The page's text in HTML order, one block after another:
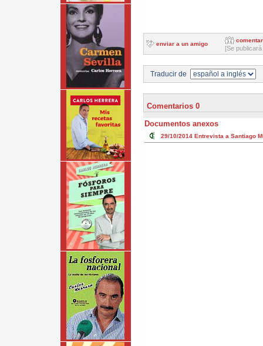
enviar a un amigo
comentar
[Se
Traducir de
Comentarios 0
Documentos anexos
29/10/2014 Entrevista a Santiago